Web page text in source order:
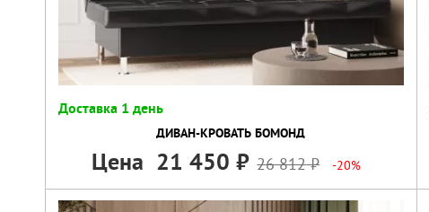
Доставка 1 день
ДИВАН-КРОВАТЬ БОМОНД
Цена 21 450 26 812 -20%